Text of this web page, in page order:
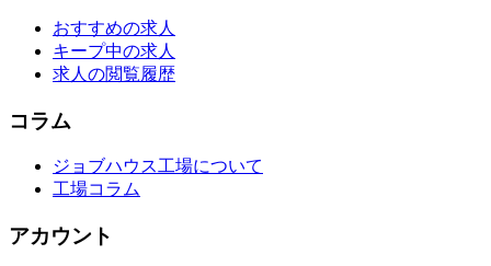
おすすめの求人
キープ中の求人
求人の閲覧履歴
コラム
ジョブハウス工場について
工場コラム
アカウント